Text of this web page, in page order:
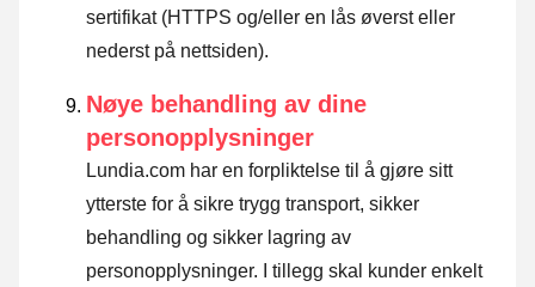
sertifikat (HTTPS og/eller en lås øverst eller
nederst på nettsiden).
Nøye behandling av dine
personopplysninger
Lundia.com har en forpliktelse til å gjøre sitt
ytterste for å sikre trygg transport, sikker
behandling og sikker lagring av
personopplysninger. I tillegg skal kunder enkelt